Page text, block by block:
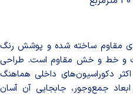
481 از ورق فولادی مقاوم ساخته شده و پوشش رنگ
و خط و خش مقاوم است. طراحی
دکوراسیون‌های داخلی هماهنگ
جمع‌وجور، جابجایی آن آسان